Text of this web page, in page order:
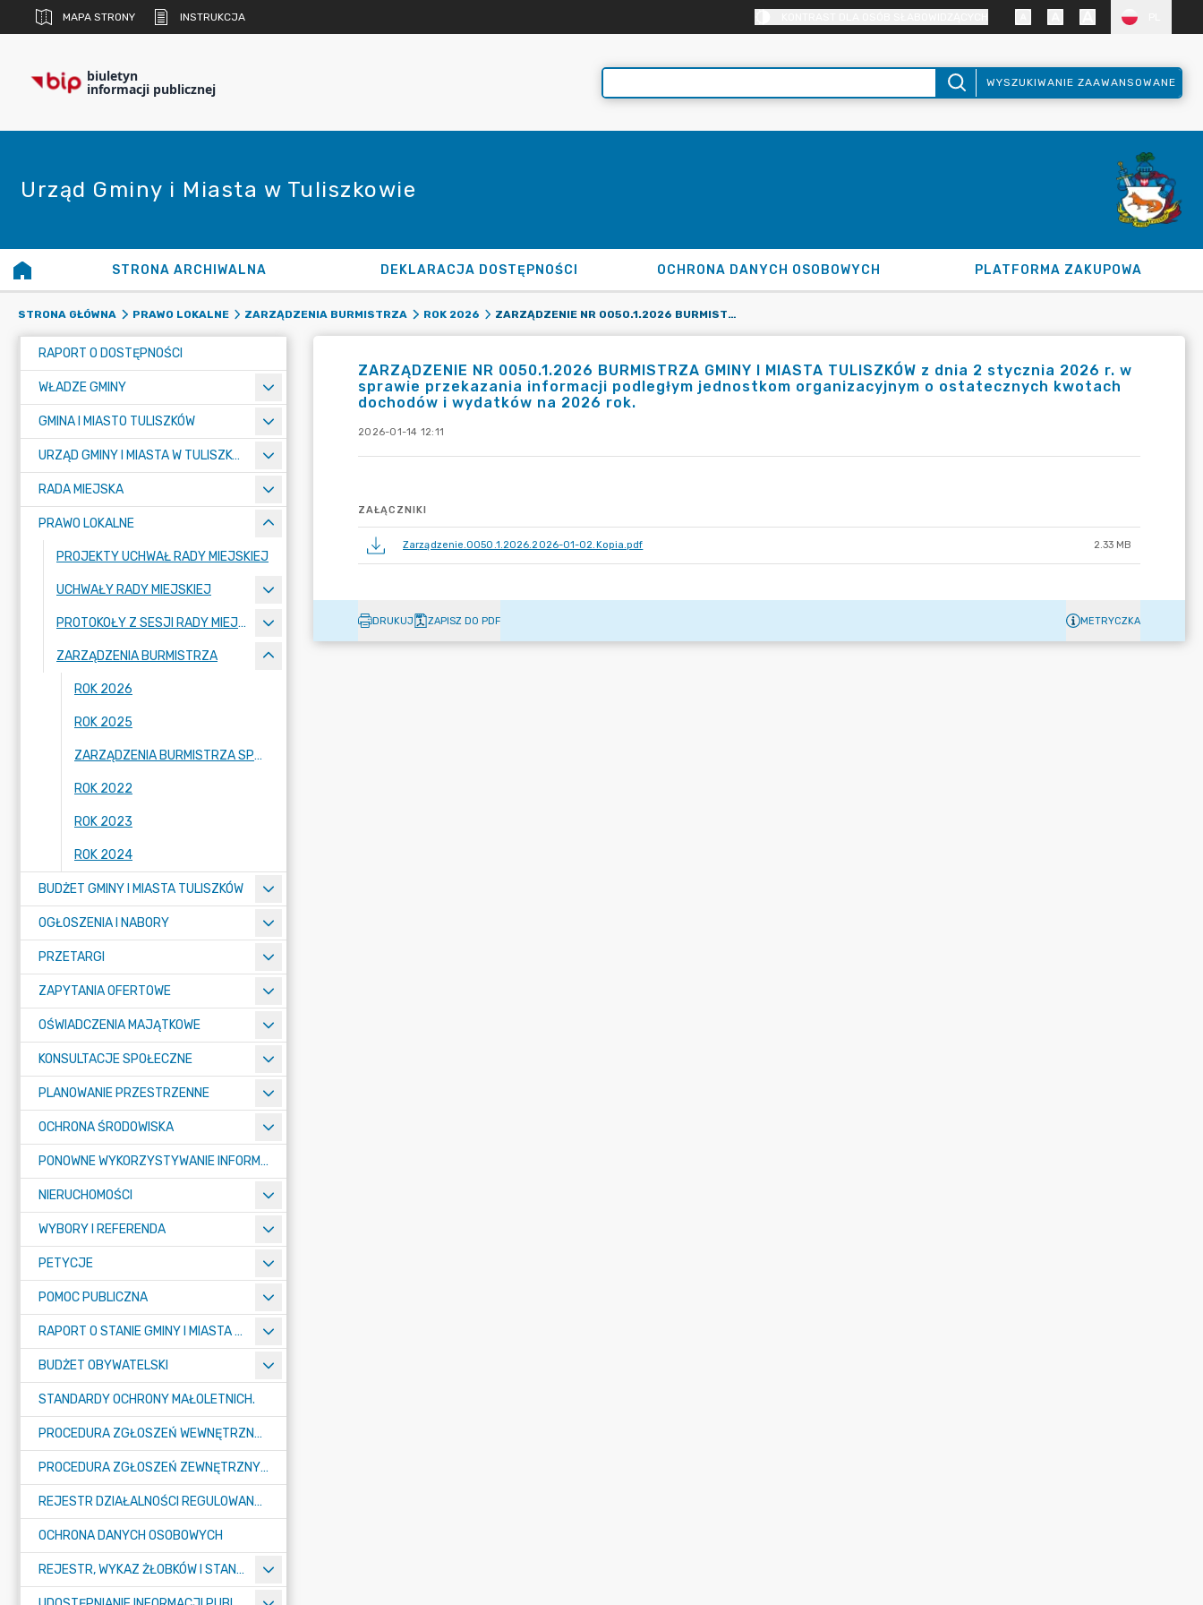
MAPA STRONY INSTRUKCJA
biuletyn
informacji publicznej WYSZUKIWANIE ZAAWANSOWANE
Urząd Gminy i Miasta w Tuliszkowie
STRONA ARCHIWALNA DEKLARACJA DOSTĘPNOŚCI OCHRONA DANYCH OSOBOWYCH PLATFORMA ZAKUPOWA
STRONA GŁÓWNA PRAWO LOKALNE ZARZĄDZENIA BURMISTRZA ROK 2026 ZARZĄDZENIE NR 0050.1.2026 BURMISTRZA GMINY I MIASTA TULISZKÓW Z DNIA 2 STYCZNIA 2026 R. W SPRAWIE PRZEKAZANIA INFORMACJI PODLEGŁYM JEDNOSTKOM ORGANIZACYJNYM O OSTATECZNYCH KWOTACH DOCHODÓW I WYDATKÓW NA 2026 ROK.
RAPORT O DOSTĘPNOŚCI
WŁADZE GMINY
GMINA I MIASTO TULISZKÓW
URZĄD GMINY I MIASTA W TULISZKOWIE
RADA MIEJSKA
PRAWO LOKALNE
PROJEKTY UCHWAŁ RADY MIEJSKIEJ
UCHWAŁY RADY MIEJSKIEJ
PROTOKOŁY Z SESJI RADY MIEJSKIEJ
ZARZĄDZENIA BURMISTRZA
ROK 2026
ROK 2025
ZARZĄDZENIA BURMISTRZA SPRZED 2022 ROKU
ROK 2022
ROK 2023
ROK 2024
BUDŻET GMINY I MIASTA TULISZKÓW
OGŁOSZENIA I NABORY
PRZETARGI
ZAPYTANIA OFERTOWE
OŚWIADCZENIA MAJĄTKOWE
KONSULTACJE SPOŁECZNE
PLANOWANIE PRZESTRZENNE
OCHRONA ŚRODOWISKA
PONOWNE WYKORZYSTYWANIE INFORMACJI SEKTORA PUBLICZNEGO
NIERUCHOMOŚCI
WYBORY I REFERENDA
PETYCJE
POMOC PUBLICZNA
RAPORT O STANIE GMINY I MIASTA TULISZKÓW
BUDŻET OBYWATELSKI
STANDARDY OCHRONY MAŁOLETNICH.
PROCEDURA ZGŁOSZEŃ WEWNĘTRZNYCH W URZĘDZIE GMINY I MIASTA W TULISZKOWIE
PROCEDURA ZGŁOSZEŃ ZEWNĘTRZNYCH
REJESTR DZIAŁALNOŚCI REGULOWANEJ
OCHRONA DANYCH OSOBOWYCH
REJESTR, WYKAZ ŻŁOBKÓW I STANDARDY OPIEKI NAD DZIEĆMI W WIEKU DO LAT 3
ZARZĄDZENIE NR 0050.1.2026 BURMISTRZA GMINY I MIASTA TULISZKÓW z dnia 2 stycznia 2026 r. w
sprawie przekazania informacji podległym jednostkom organizacyjnym o ostatecznych kwotach
dochodów i wydatków na 2026 rok.
2026-01-14 12:11
ZAŁĄCZNIKI
Zarządzenie.0050.1.2026.2026-01-02.Kopia.pdf 2.33 MB
DRUKUJ ZAPISZ DO PDF METRYCZKA